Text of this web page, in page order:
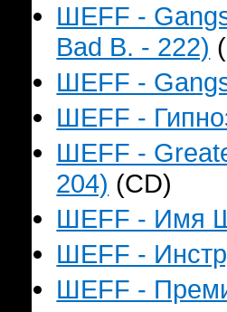
ШЕFF -
Bad B. - 222)
ШЕFF -
ШЕFF -
ШЕFF -
204) (CD)
ШЕFF - Имя
ШЕFF -
ШЕFF -